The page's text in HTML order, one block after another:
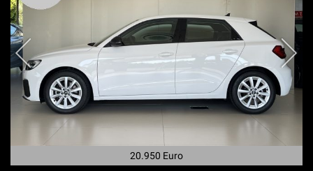
20.950 Euro